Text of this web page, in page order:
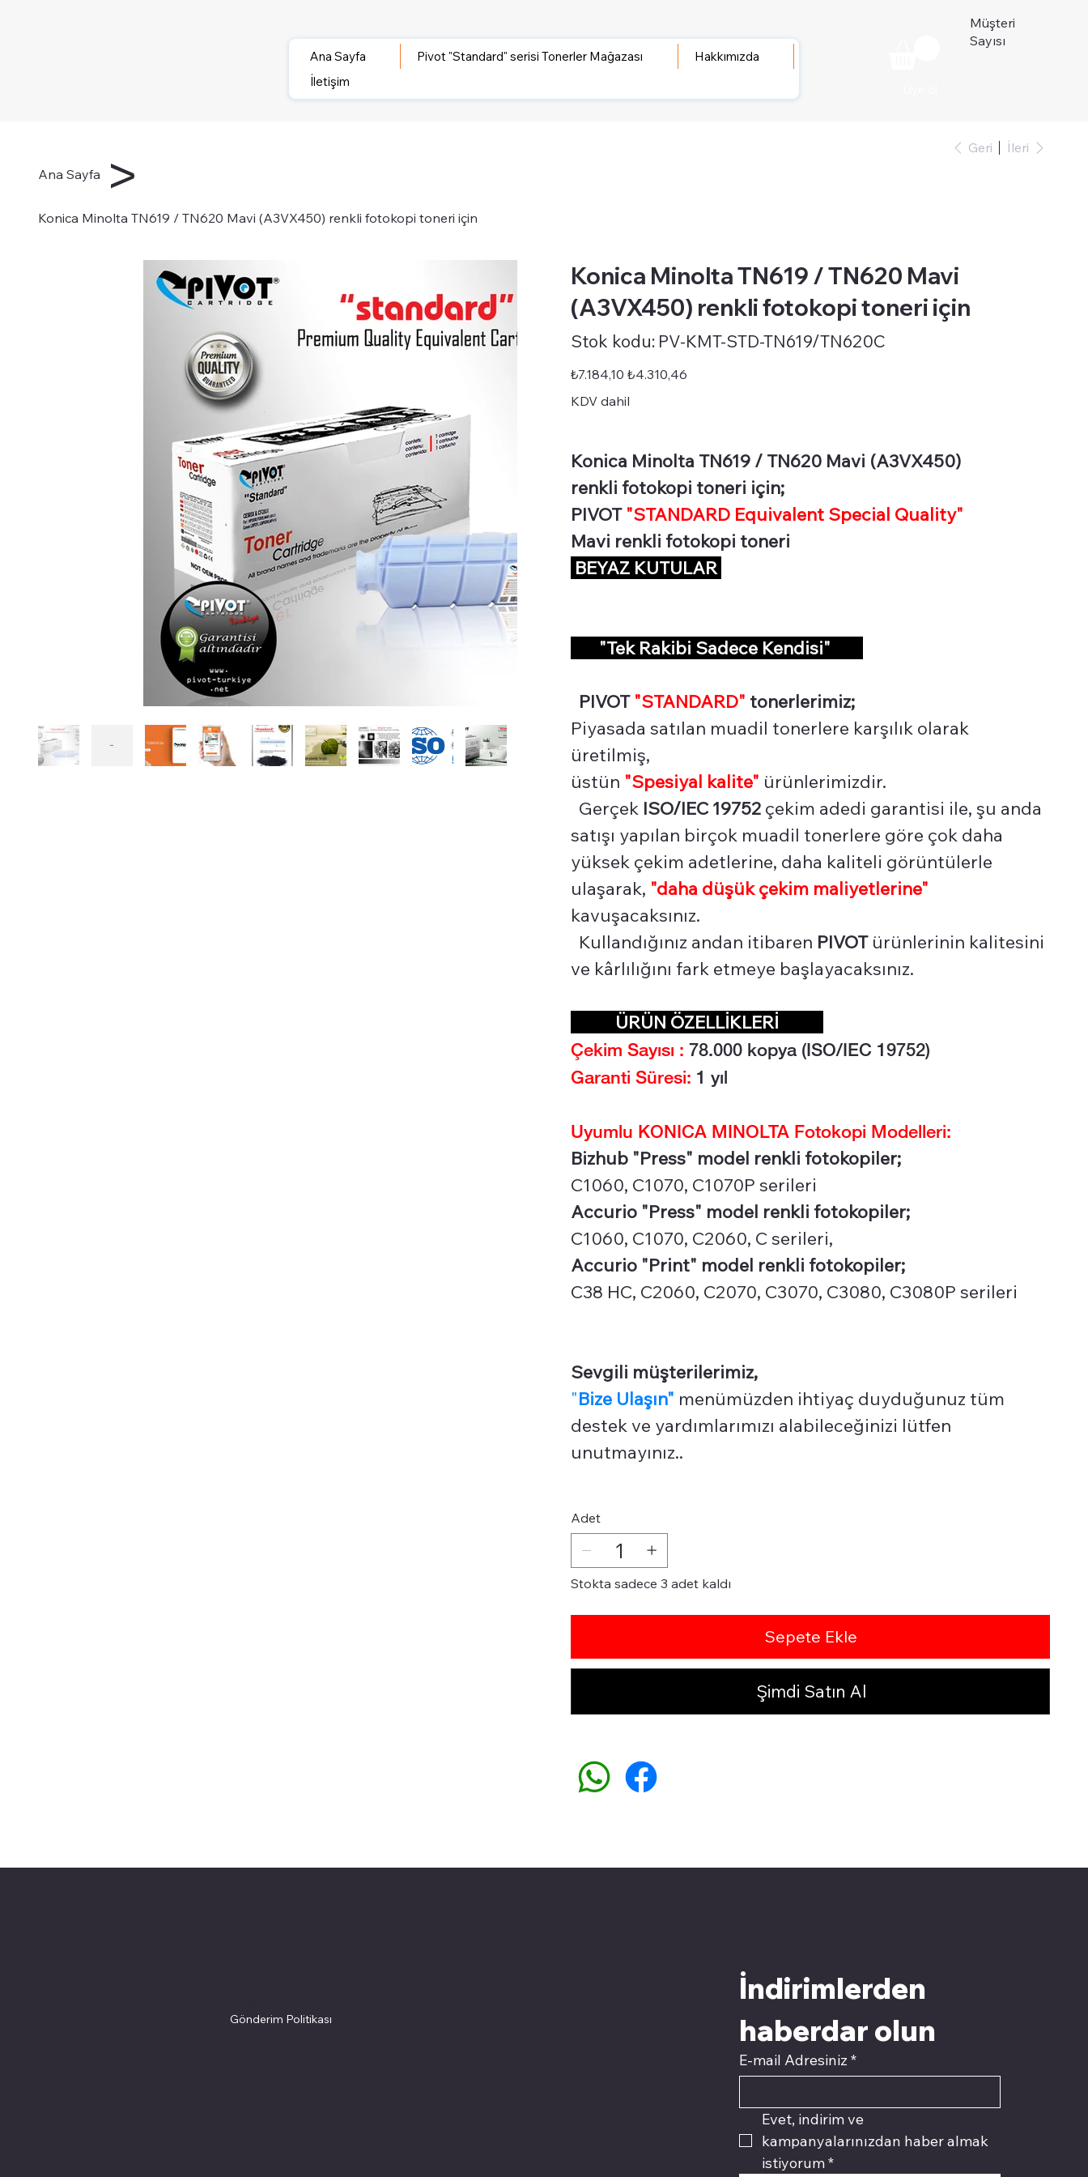
Ana Sayfa Pivot "Standard" serisi Tonerler Mağazası
Hakkımızda
İletişim
Müşteri
Sayısı
Ana Sayfa >
Konica Minolta TN619 / TN620 Mavi (A3VX450) renkli fotokopi toneri için
Geri İleri
Konica Minolta TN619 / TN620 Mavi
(A3VX450) renkli fotokopi toneri için
Stok kodu:
kodu:
STD-
TN619/TN620C
PV-KMT-STD-TN619/TN620C
Orijinal
fiyat
₺7.184,10 İndirimli
fiyat
₺4.310,46
KDV dahil
Konica Minolta TN619 / TN620 Mavi (A3VX450)
renkli fotokopi toneri için;
PIVOT "STANDARD Equivalent Special Quality"
Mavi renkli fotokopi toneri
BEYAZ KUTULAR
"Tek Rakibi Sadece Kendisi"
PIVOT "STANDARD" tonerlerimiz;
Piyasada satılan muadil tonerlere karşılık olarak
üretilmiş,
üstün "Spesiyal kalite" ürünlerimizdir.
Gerçek ISO/IEC 19752 çekim adedi garantisi ile, şu anda
satışı yapılan birçok muadil tonerlere göre çok daha
yüksek çekim adetlerine, daha kaliteli görüntülerle
ulaşarak, "daha düşük çekim maliyetlerine"
kavuşacaksınız.
Kullandığınız andan itibaren PIVOTürünlerinin kalitesini
ve kârlılığını fark etmeye başlayacaksınız.
ÜRÜN ÖZELLİKLERİ
Çekim Sayısı : 78.000 kopya (ISO/IEC 19752)
Garanti Süresi: 1 yıl
Uyumlu KONICA MINOLTA Fotokopi Modelleri:
Bizhub "Press" model renkli fotokopiler;
C1060, C1070, C1070P serileri
Accurio "Press" model renkli fotokopiler;
C1060, C1070, C2060, C serileri,
Accurio "Print" model renkli fotokopiler;
C38 HC, C2060, C2070, C3070, C3080, C3080P serileri
Sevgili müşterilerimiz,
"Bize Ulaşın" menümüzden ihtiyaç duyduğunuz tüm
destek ve yardımlarımızı alabileceğinizi lütfen
unutmayınız..
Adet
Stokta sadece 3 adet kaldı
Sepete Ekle
Şimdi Satın Al
Gönderim Politikası
İndirimlerden
haberdar olun
E-mail Adresiniz *
Evet, indirim ve
kampanyalarınızdan haber almak
istiyorum*